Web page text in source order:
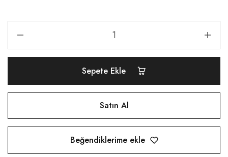
Sepete Ekle
Satın Al
Beğendiklerime ekle